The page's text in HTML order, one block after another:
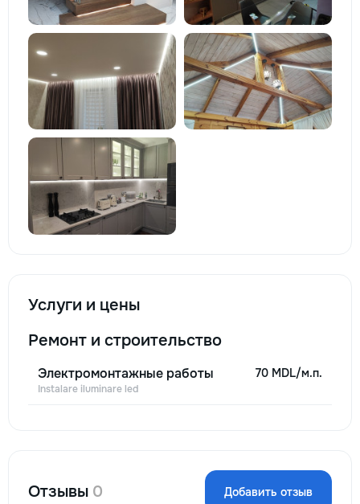
Услуги и цены
Ремонт и строительство
Электромонтажные работы
Instalare iluminare led
70 MDL/м.п.
Отзывы 0 Добавить отзыв